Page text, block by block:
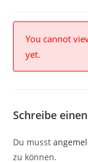
You cannot
yet.
Schreibe
Du musst
zu können.